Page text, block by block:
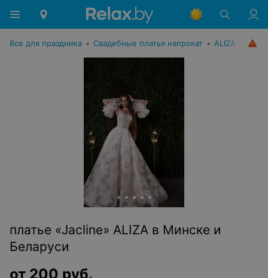
Все для праздника • Свадебные платья напрокат • ALIZA
платье «Jacline» ALIZA в Минске и
Беларуси
от 200 руб.